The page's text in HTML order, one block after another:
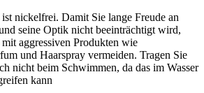
nickelfrei. Damit Sie lange Freude an
seine Optik nicht beeinträchtigt wird,
aggressiven Produkten wie
und Haarspray vermeiden. Tragen Sie
nicht beim Schwimmen, da das im Wasser
kann